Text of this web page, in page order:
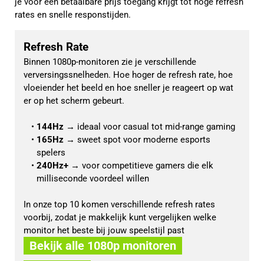
rates en snelle responstijden.
Refresh Rate
Binnen 1080p-monitoren zie je verschillende
verversingssnelheden. Hoe hoger de refresh rate, hoe
vloeiender het beeld en hoe sneller je reageert op wat
er op het scherm gebeurt.
144Hz → ideaal voor casual tot mid-range gaming
165Hz → sweet spot voor moderne esports
spelers
240Hz+ → voor competitieve gamers die elk
milliseconde voordeel willen
In onze top 10 komen verschillende refresh rates
voorbij, zodat je makkelijk kunt vergelijken welke
monitor het beste bij jouw speelstijl past
Bekijk alle 1080p monitoren